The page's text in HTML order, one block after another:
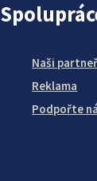
Naši
Reklama
Podpořte